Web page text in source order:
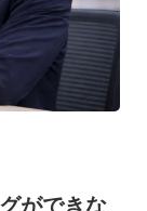
ができな